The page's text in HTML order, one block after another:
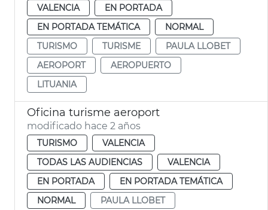
VALENCIA
EN PORTADA
EN PORTADA TEMÁTICA
NORMAL
TURISMO
TURISME
PAULA LLOBET
AEROPORT
AEROPUERTO
LITUANIA
Oficina turisme aeroport
modificado hace 2 años
TURISMO
VALENCIA
TODAS LAS AUDIENCIAS
VALENCIA
EN PORTADA
EN PORTADA TEMÁTICA
NORMAL
PAULA LLOBET